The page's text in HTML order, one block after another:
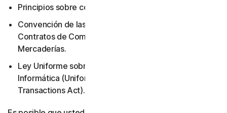
Principios sobre conflicto de leyes.
Convención de las Naciones Unidas sobre los
Contratos de Compraventa Internacional de
Mercaderías.
Ley Uniforme sobre Transacciones de Información
Informática (Uniform Computer Information
Transactions Act).